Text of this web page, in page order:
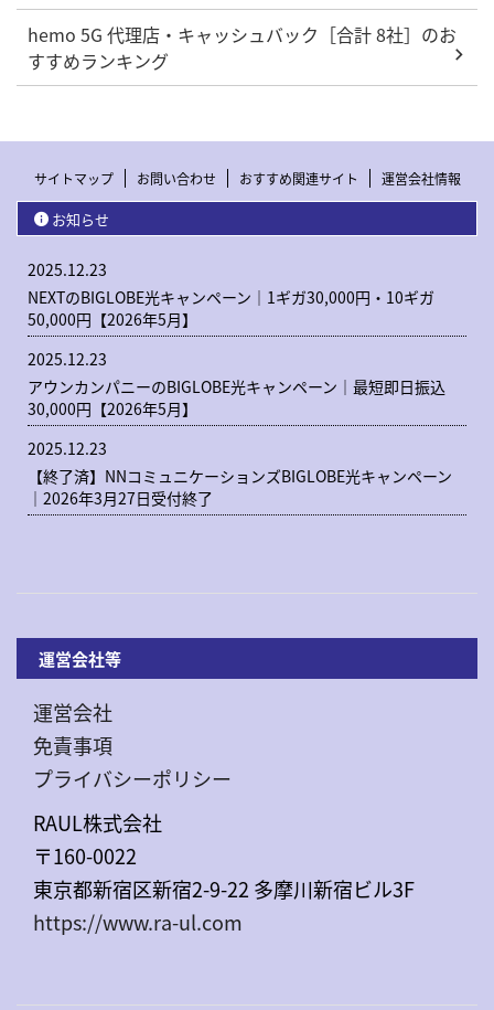
hemo 5G 代理店・キャッシュバック［合計 8社］のお
すすめランキング
サイトマップ お問い合わせ おすすめ関連サイト 運営会社情報
お知らせ
2025.12.23
NEXTのBIGLOBE光キャンペーン｜1ギガ30,000円・10ギガ
50,000円【2026年5月】
2025.12.23
アウンカンパニーのBIGLOBE光キャンペーン｜最短即日振込
30,000円【2026年5月】
2025.12.23
【終了済】NNコミュニケーションズBIGLOBE光キャンペーン
｜2026年3月27日受付終了
運営会社等
運営会社
免責事項
プライバシーポリシー
RAUL株式会社
〒160-0022
東京都新宿区新宿2-9-22 多摩川新宿ビル3F
https://www.ra-ul.com